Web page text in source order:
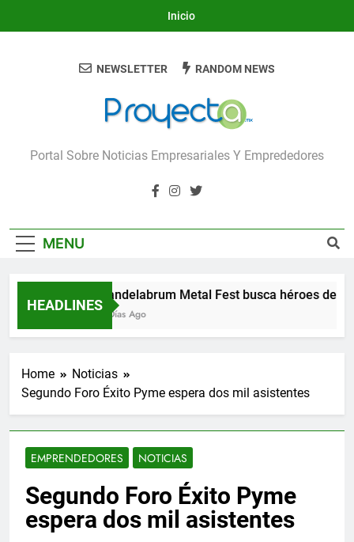
Inicio
Proyecta
Portal Sobre Noticias Empresariales Y Emprededores
NEWSLETTER RANDOM NEWS
MENU
HEADLINES
Candelabrum Metal Fest busca héroes de
3 Días Ago
Home
Noticias
Segundo Foro Éxito Pyme espera dos mil asistentes
EMPRENDEDORES NOTICIAS
Segundo Foro Éxito Pyme
espera dos mil asistentes